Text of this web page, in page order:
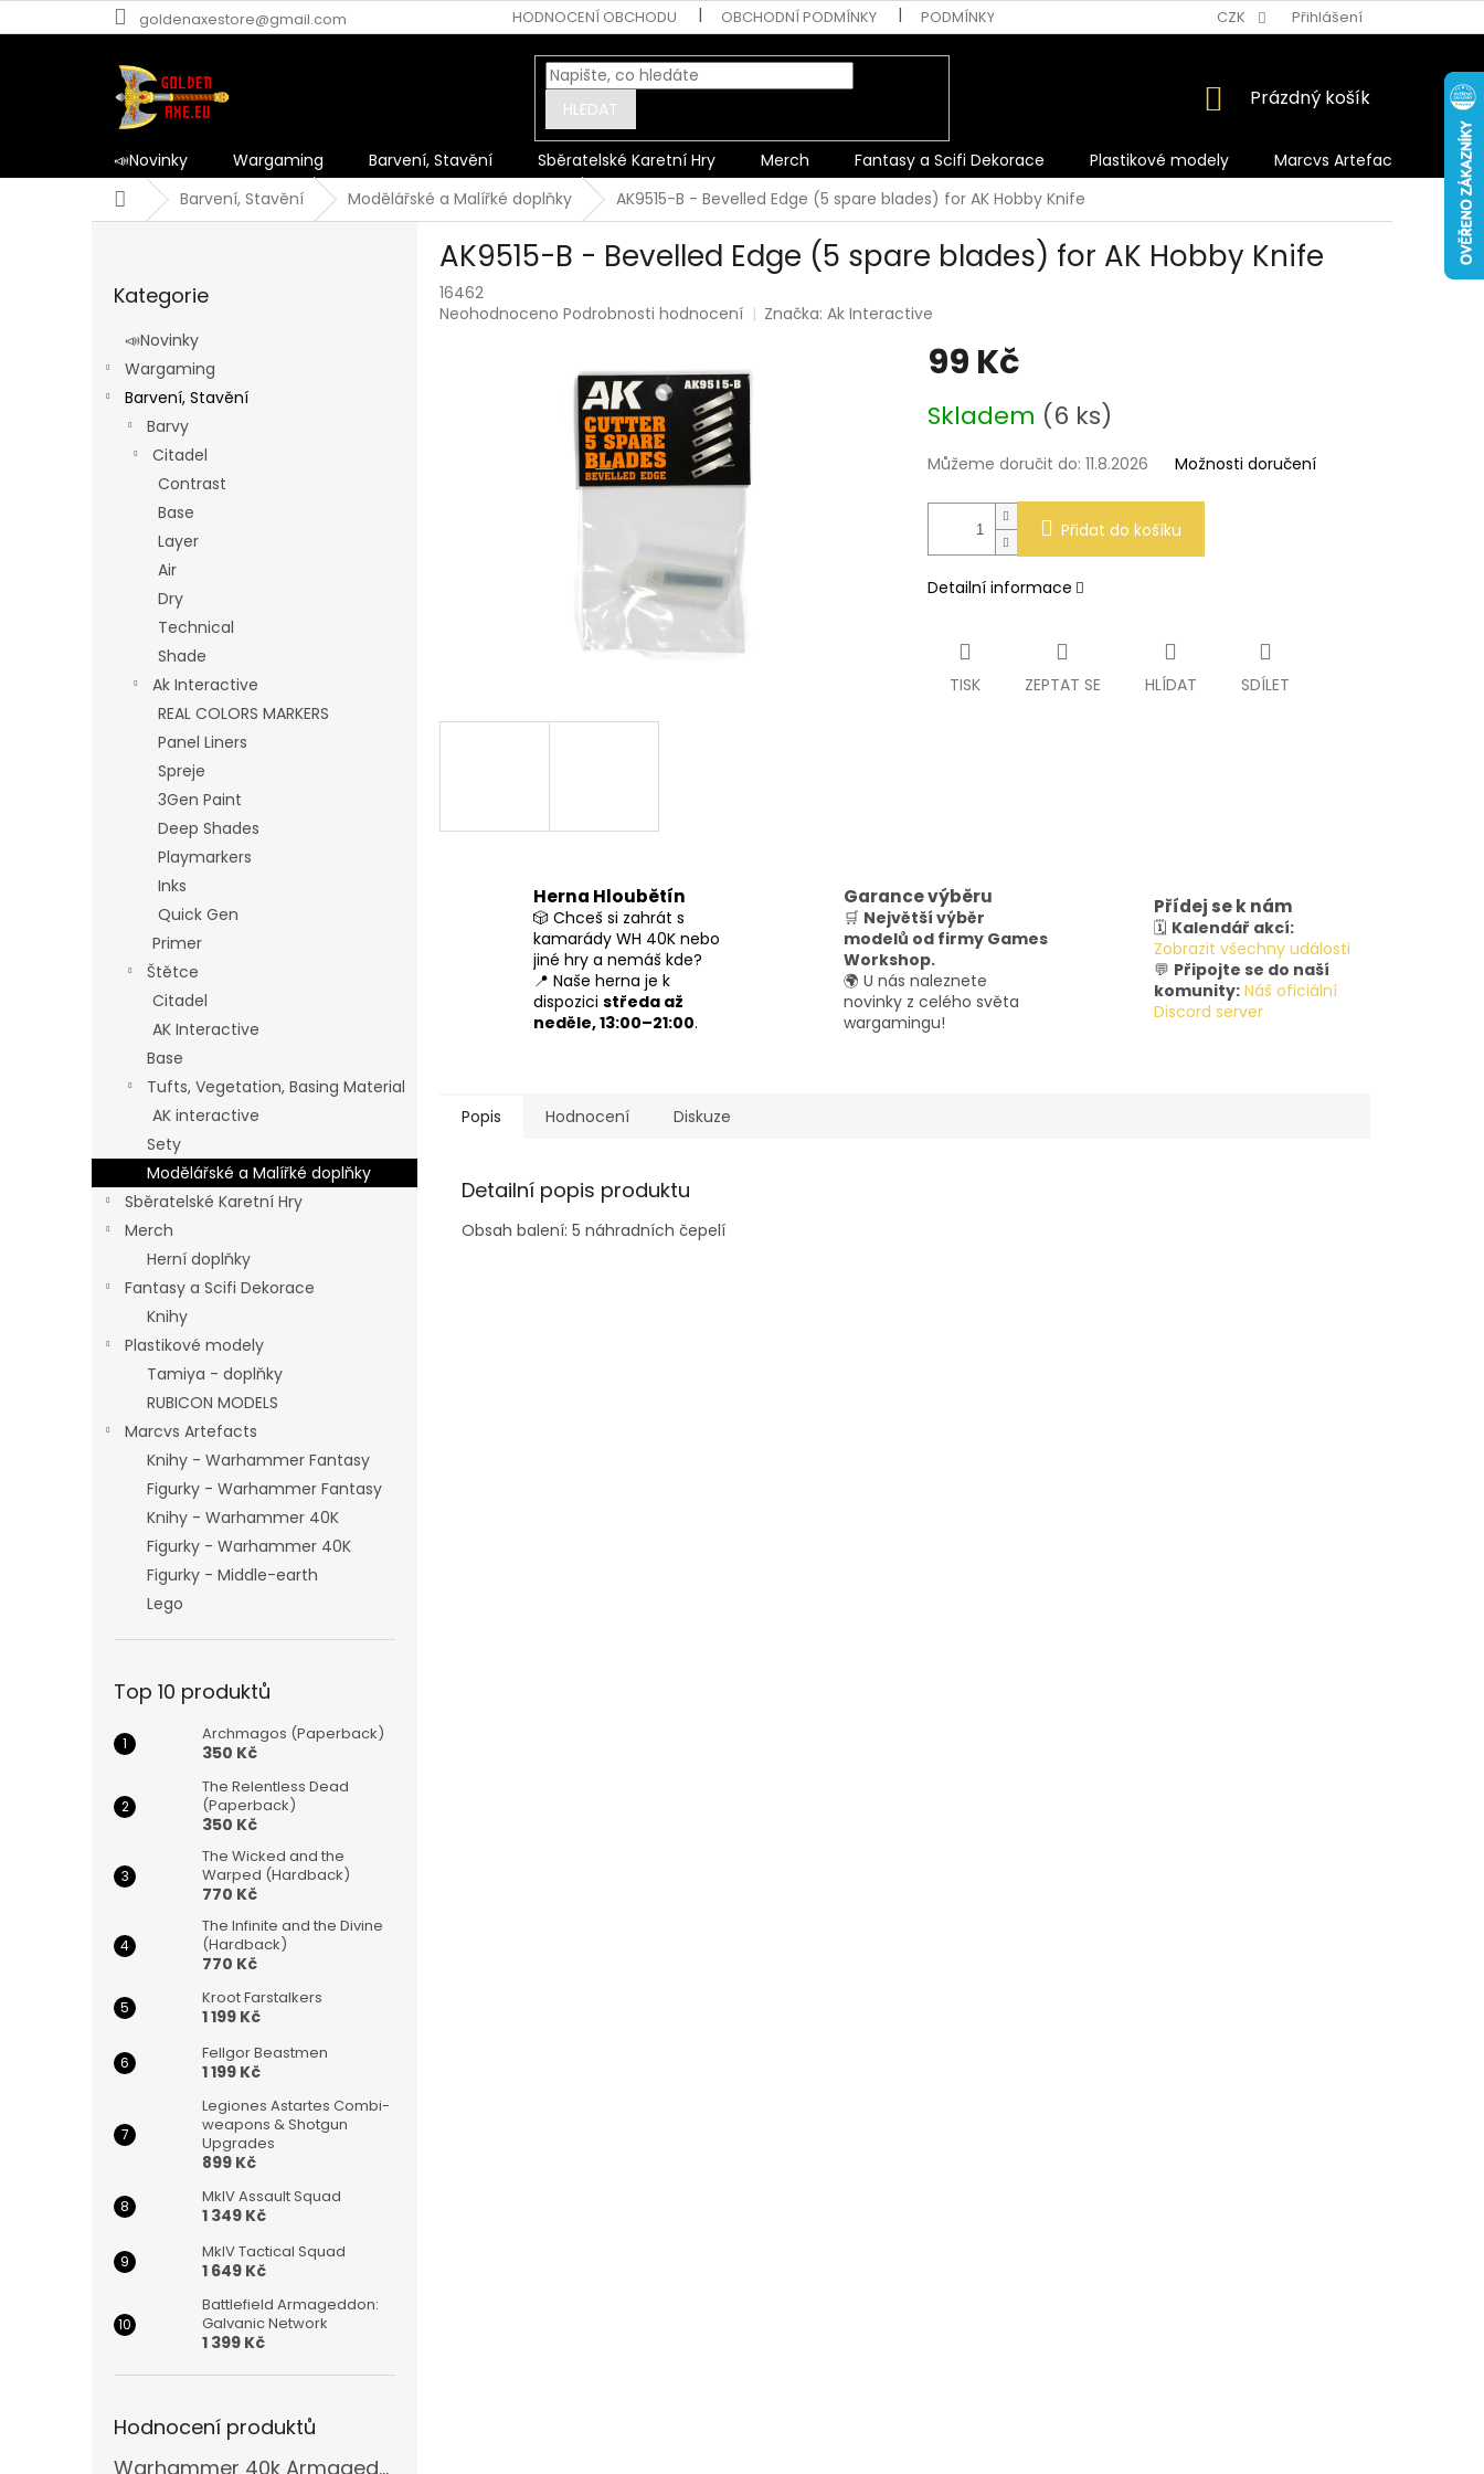
na
goldenaxestore@gmail.com HODNOCENÍ OBCHODU OBCHODNÍ PODMÍNKY PODMÍNKY OCHRANY OSOBNÍCH ÚDAJŮ CZK Přihlášení
HLEDAT
NÁKUPNÍ
Prázdný košík
📣Novinky Wargaming Barvení, Stavění Sběratelské Karetní Hry Merch Fantasy a Scifi Dekorace Plastikové modely
Marcvs Artefacts
DomůBarvení, Stavění Modělářské a Malířké doplňky AK9515-B - Bevelled Edge (5 spare blades) for AK Hobby Knife
kategorie
Kategorie
📣Novinky
Wargaming
Barvení, Stavění
Barvy
Citadel
Contrast
Base
Layer
Air
Dry
Technical
Shade
Ak Interactive
REAL COLORS MARKERS
Panel Liners
Spreje
3Gen Paint
Deep Shades
Playmarkers
Inks
Quick Gen
Primer
Štětce
Citadel
AK Interactive
Base
Tufts, Vegetation, Basing Material
AK interactive
Sety
Modělářské a Malířké doplňky
Sběratelské Karetní Hry
Merch
Herní doplňky
Fantasy a Scifi Dekorace
Knihy
Plastikové modely
Tamiya - doplňky
RUBICON MODELS
Marcvs Artefacts
Knihy - Warhammer Fantasy
Figurky - Warhammer Fantasy
Knihy - Warhammer 40K
Figurky - Warhammer 40K
Figurky - Middle-earth
Lego
Top 10 produktů
Archmagos (Paperback)
350 Kč
The Relentless Dead
(Paperback)
350 Kč
The Wicked and the
Warped (Hardback)
770 Kč
The Infinite and the Divine
(Hardback)
770 Kč
Kroot Farstalkers
1 199 Kč
Fellgor Beastmen
1 199 Kč
Legiones Astartes Combi-
weapons & Shotgun
Upgrades
899 Kč
MkIV Assault Squad
1 349 Kč
MkIV Tactical Squad
1 649 Kč
Battlefield Armageddon:
Galvanic Network
1 399 Kč
Hodnocení produktů
Warhammer 40k Armageddon Orks (Bazar)
AK9515-B - Bevelled Edge (5 spare blades) for AK Hobby Knife
16462
Průměrné
Neohodnoceno Podrobnosti hodnocení Značka:Ak Interactive
99 Kč
cena:
Skladem (6 ks)
Můžeme doručit do: 11.8.2026 Možnosti doručení
Přidat do košíku
Detailní informace
TISK ZEPTAT SE HLÍDAT SDÍLET
Herna Hloubětín
🎲 Chceš si zahrát s
kamarády WH 40K nebo
jiné hry a nemáš kde?
📍 Naše herna je k
dispozici středa až
neděle, 13:00–21:00.
Garance výběru
🛒 Největší výběr
modelů od firmy Games
Workshop.
🌍 U nás naleznete
novinky z celého světa
wargamingu!
Přídej se k nám
🗓️ Kalendář akcí:
Zobrazit všechny události
💬 Připojte se do naší
komunity: Náš oficiální
Discord server
Popis Hodnocení Diskuze
Detailní popis produktu
Obsah balení: 5 náhradních čepelí